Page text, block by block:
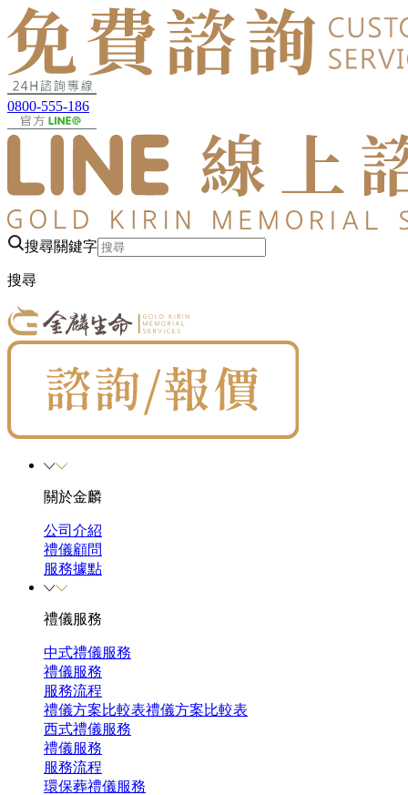
0800-555-186
搜尋關鍵字
搜尋
關於金麟
公司介紹
禮儀顧問
服務據點
禮儀服務
中式禮儀服務
禮儀服務
服務流程
禮儀方案比較表禮儀方案比較表
西式禮儀服務
禮儀服務
服務流程
環保葬禮儀服務